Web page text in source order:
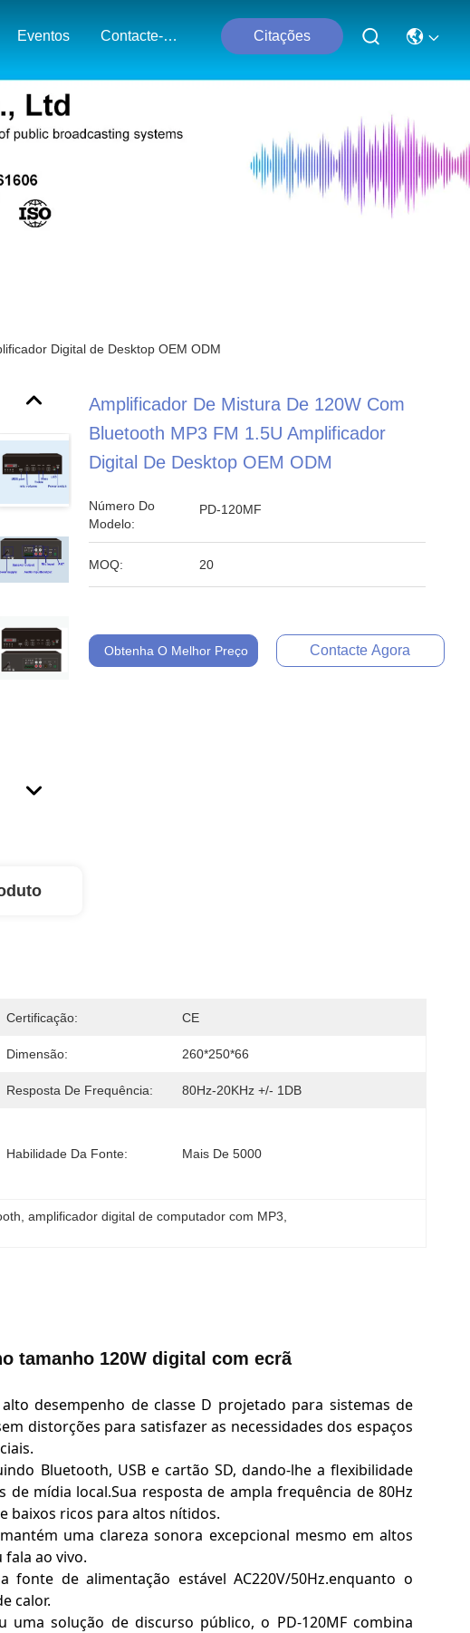
Eventos Contacte-Nos Citações
Digital de Desktop OEM ODM
Amplificador De Mistura De 120W Com
Bluetooth MP3 FM 1.5U Amplificador
Digital De Desktop OEM ODM
Número Do
Modelo:
PD-120MF
MOQ: 20
Obtenha O Melhor Preço Contacte Agora
Certificação: CE
Dimensão: 260*250*66
Resposta De Frequência: 80Hz-20KHz +/- 1DB
Habilidade Da Fonte: Mais De 5000
, amplificador digital de computador com MP3
tamanho 120W digital com ecrã
desempenho de classe D projetado para sistemas de
distorções para satisfazer as necessidades dos espaços
Bluetooth, USB e cartão SD, dando-lhe a flexibilidade
mídia local.Sua resposta de ampla frequência de 80Hz
baixos ricos para altos nítidos.
uma clareza sonora excepcional mesmo em altos
ao vivo.
de alimentação estável AC220V/50Hz.enquanto o
calor.
solução de discurso público, o PD-120MF combina